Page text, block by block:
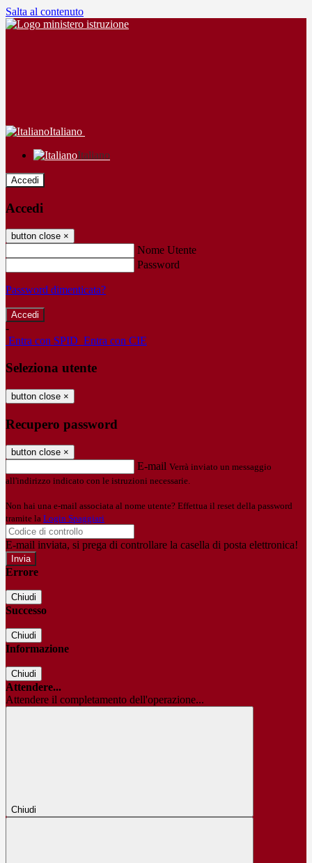
Salta al contenuto
Italiano
Italiano
Accedi
Accedi
button close ×
Nome Utente
Password
Password dimenticata?
-
Entra con SPID Entra con CIE
Seleziona utente
button close ×
Recupero password
button close ×
E-mail Verrà inviato un messaggio
all'indirizzo indicato con le istruzioni necessarie.
Non hai una e-mail associata al nome utente? Effettua il reset della password
tramite la Login Spaggiari
E-mail inviata, si prega di controllare la casella di posta elettronica!
Errore
Chiudi
Successo
Chiudi
Informazione
Chiudi
Attendere...
Attendere il completamento dell'operazione...
Chiudi